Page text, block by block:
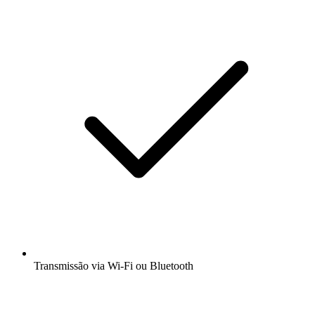
Transmissão via Wi-Fi ou Bluetooth